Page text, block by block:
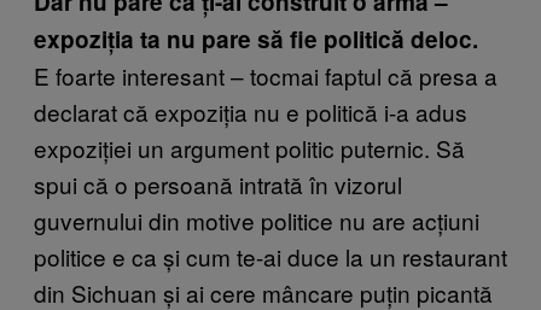
expoziția ta nu pare să fie politică deloc.
E foarte interesant – tocmai faptul că presa a
declarat că expoziția nu e politică i-a adus
expoziției un argument politic puternic. Să
spui că o persoană intrată în vizorul
guvernului din motive politice nu are acțiuni
politice e ca și cum te-ai duce la un restaurant
din Sichuan și ai cere mâncare puțin picantă